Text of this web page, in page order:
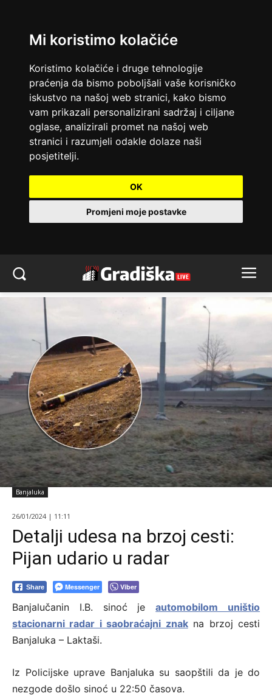
Mi koristimo kolačiće
Koristimo kolačiće i druge tehnologije
praćenja da bismo poboljšali vaše korisničko
iskustvo na našoj web stranici, kako bismo
vam prikazali personalizirani sadržaj i ciljane
oglase, analizirali promet na našoj web
stranici i razumjeli odakle dolaze naši
posjetitelji.
OK
Promjeni moje postavke
Banjaluka
26/01/2024 | 11:11
Detalji udesa na brzoj cesti:
Pijan udario u radar
Share Messenger Viber
Banjalučanin I.B. sinoć jeautomobilom uništio
stacionarni radar i saobraćajni znakna brzoj cesti
Banjaluka – Laktaši.
Iz Policijske uprave Banjaluka su saopštili da je do
nezgode došlo sinoć u 22:50 časova.